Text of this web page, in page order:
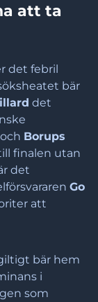
att ta
det febril
bär
det
och Borups
finalen utan
det
Go
att
bär hem
i
som